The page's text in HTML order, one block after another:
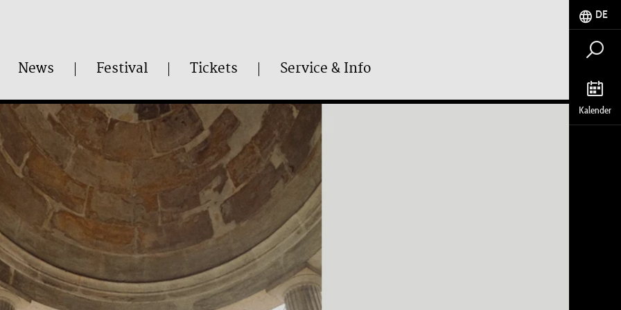
News Festival Tickets Service & Info
DE
Kalender